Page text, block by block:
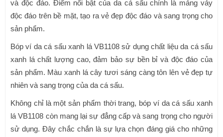
và độc đáo. Điểm nổi bật của da cá sấu chính là mảng vảy
độc đáo trên bề mặt, tạo ra vẻ đẹp độc đáo và sang trọng cho
sản phẩm.
Bóp ví da cá sấu xanh lá VB1108 sử dụng chất liệu da cá sấu
xanh lá chất lượng cao, đảm bảo sự bền bỉ và độc đáo của
sản phẩm. Màu xanh lá cây tươi sáng càng tôn lên vẻ đẹp tự
nhiên và sang trọng của da cá sấu.
Không chỉ là một sản phẩm thời trang, bóp ví da cá sấu xanh
lá VB1108 còn mang lại sự đẳng cấp và sang trọng cho người
sử dụng. Đây chắc chắn là sự lựa chọn đáng giá cho những